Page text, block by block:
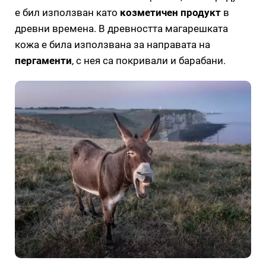
е бил използван като козметичен продукт в
древни времена. В древността магарешката
кожа е била използвана за направата на
пергаменти, с нея са покривали и барабани.